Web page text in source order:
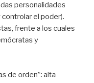
personalidades
el poder).
frente a los cuales
y
de orden”: alta